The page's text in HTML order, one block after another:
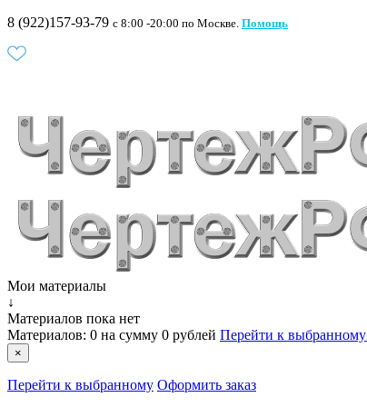
8 (922)157-93-79 c 8:00 -20:00 по Москве. Помощь
Мои материалы
↓
Материалов пока нет
Материалов: 0 на сумму 0 рублей Перейти к выбранному
×
Перейти к выбранному Оформить заказ